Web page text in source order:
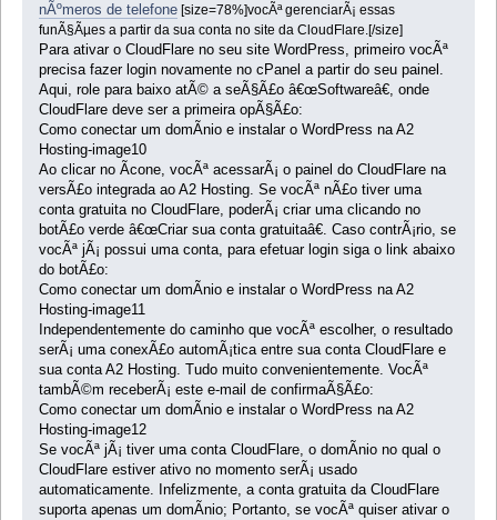
nÃºmeros de telefone[size=78%]vocÃª gerenciarÃ¡ essas
funÃ§Ãµes a partir da sua conta no site da CloudFlare.[/size]
Para ativar o CloudFlare no seu site WordPress, primeiro vocÃª
precisa fazer login novamente no cPanel a partir do seu painel.
Aqui, role para baixo atÃ© a seÃ§Ã£o â€œSoftwareâ€, onde
CloudFlare deve ser a primeira opÃ§Ã£o:
Como conectar um domÃ­nio e instalar o WordPress na A2
Hosting-image10
Ao clicar no Ã­cone, vocÃª acessarÃ¡ o painel do CloudFlare na
versÃ£o integrada ao A2 Hosting. Se vocÃª nÃ£o tiver uma
conta gratuita no CloudFlare, poderÃ¡ criar uma clicando no
botÃ£o verde â€œCriar sua conta gratuitaâ€. Caso contrÃ¡rio, se
vocÃª jÃ¡ possui uma conta, para efetuar login siga o link abaixo
do botÃ£o:
Como conectar um domÃ­nio e instalar o WordPress na A2
Hosting-image11
Independentemente do caminho que vocÃª escolher, o resultado
serÃ¡ uma conexÃ£o automÃ¡tica entre sua conta CloudFlare e
sua conta A2 Hosting. Tudo muito convenientemente. VocÃª
tambÃ©m receberÃ¡ este e-mail de confirmaÃ§Ã£o:
Como conectar um domÃ­nio e instalar o WordPress na A2
Hosting-image12
Se vocÃª jÃ¡ tiver uma conta CloudFlare, o domÃ­nio no qual o
CloudFlare estiver ativo no momento serÃ¡ usado
automaticamente. Infelizmente, a conta gratuita da CloudFlare
suporta apenas um domÃ­nio; Portanto, se vocÃª quiser ativar o